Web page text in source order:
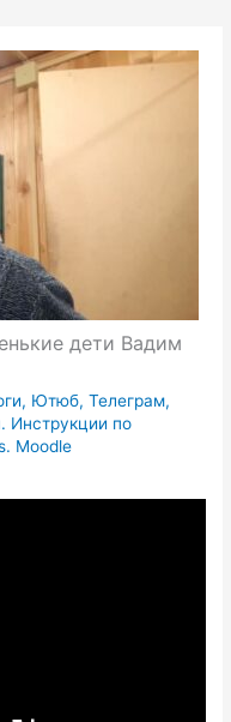
дети Вадим
Ютюб, Телеграм,
Инструкции по
Moodle